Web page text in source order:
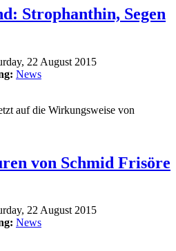
Strophanthin, Segen
22 August 2015
News
auf die Wirkungsweise von
von Schmid Frisöre
22 August 2015
News